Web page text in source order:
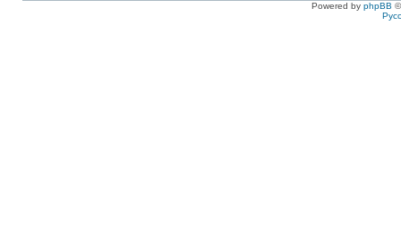
Powered by phpBB